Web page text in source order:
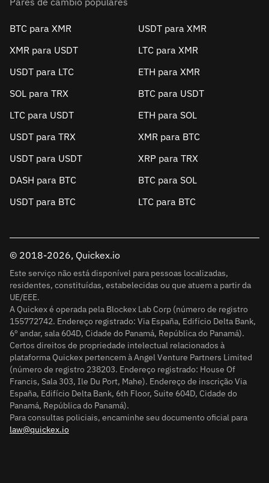
BTC para XMR
USDT para XMR
XMR para USDT
LTC para XMR
USDT para LTC
ETH para XMR
SOL para TRX
BTC para USDT
LTC para USDT
ETH para SOL
USDT para TRX
XMR para BTC
USDT para USDT
XRP para TRX
DASH para BTC
BTC para SOL
USDT para BTC
LTC para BTC
© 2018-2026, Quickex.io
Este serviço não está disponível para pessoas localizadas,
residentes, constituídas, estabelecidas ou que atuem a partir da
UE/EEE.
A Quickex é operada pela Blockex Lab Corp (número de registro
155772742. Endereço registrado: Via España, Edifício Delta Bank,
6º andar, sala 604D, Cidade do Panamá, República do Panamá).
Certos direitos de propriedade intelectual relacionados à
plataforma Quickex pertencem à Angel Venture Partners Limited
(número de registro 238203. Endereço registrado: House Of
Francis, Sala 303, Ile Du Port, Mahe). Endereço de inscrição Via
España, Edifício Delta Bank, 6th Floor, Suite 604D, Cidade do
Panamá, República do Panamá).
Para consultas policiais, encaminhe seu documento oficial para
law@quickex.io